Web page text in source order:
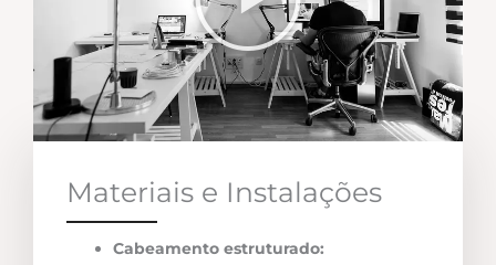
Materiais e Instalações
Cabeamento estruturado: